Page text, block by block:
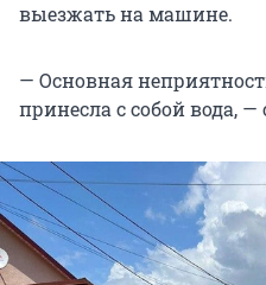
выезжать на машине.
— Основная
принесла с собой вода,